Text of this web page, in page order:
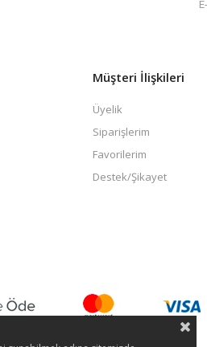
Müşteri İlişkileri
Üyelik
Siparişlerim
Favorilerim
Destek/Şikayet